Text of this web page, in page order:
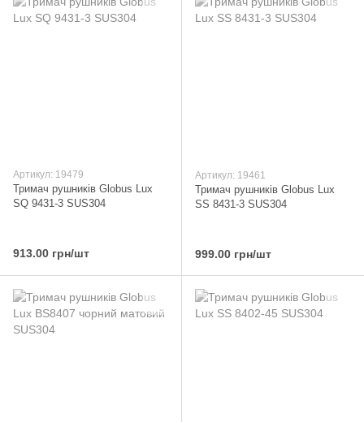
Артикул: 19479
Тримач рушників Globus Lux
SQ 9431-3 SUS304
913.00 грн/шт
Артикул: 19461
Тримач рушників Globus Lux
SS 8431-3 SUS304
999.00 грн/шт